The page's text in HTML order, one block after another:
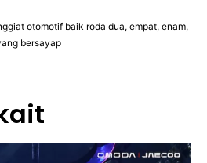
otomotif baik roda dua, empat, enam,
bersayap